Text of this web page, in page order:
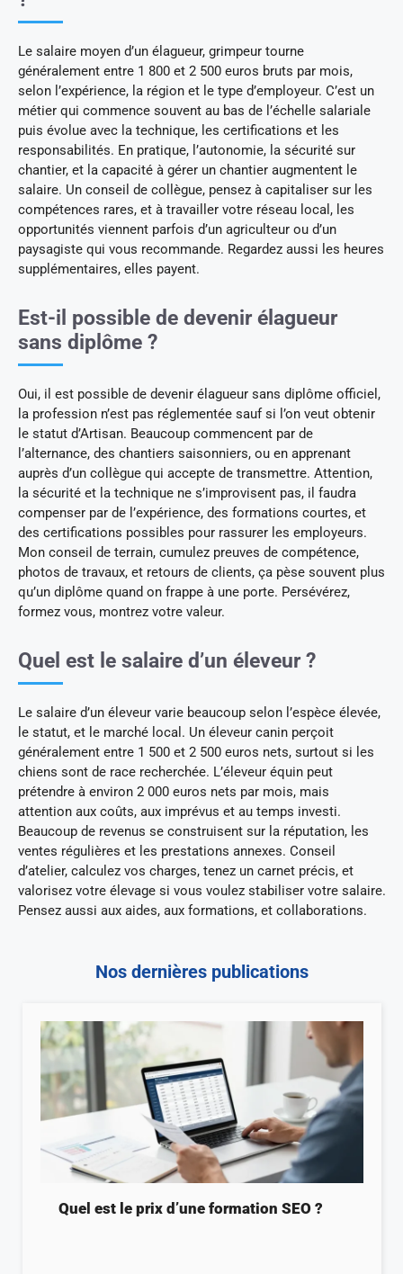
Le salaire moyen d’un élagueur, grimpeur tourne
généralement entre 1 800 et 2 500 euros bruts par mois,
selon l’expérience, la région et le type d’employeur. C’est un
métier qui commence souvent au bas de l’échelle salariale
puis évolue avec la technique, les certifications et les
responsabilités. En pratique, l’autonomie, la sécurité sur
chantier, et la capacité à gérer un chantier augmentent le
salaire. Un conseil de collègue, pensez à capitaliser sur les
compétences rares, et à travailler votre réseau local, les
opportunités viennent parfois d’un agriculteur ou d’un
paysagiste qui vous recommande. Regardez aussi les heures
supplémentaires, elles payent.
Est-il possible de devenir élagueur
sans diplôme ?
Oui, il est possible de devenir élagueur sans diplôme officiel,
la profession n’est pas réglementée sauf si l’on veut obtenir
le statut d’Artisan. Beaucoup commencent par de
l’alternance, des chantiers saisonniers, ou en apprenant
auprès d’un collègue qui accepte de transmettre. Attention,
la sécurité et la technique ne s’improvisent pas, il faudra
compenser par de l’expérience, des formations courtes, et
des certifications possibles pour rassurer les employeurs.
Mon conseil de terrain, cumulez preuves de compétence,
photos de travaux, et retours de clients, ça pèse souvent plus
qu’un diplôme quand on frappe à une porte. Persévérez,
formez vous, montrez votre valeur.
Quel est le salaire d’un éleveur ?
Le salaire d’un éleveur varie beaucoup selon l’espèce élevée,
le statut, et le marché local. Un éleveur canin perçoit
généralement entre 1 500 et 2 500 euros nets, surtout si les
chiens sont de race recherchée. L’éleveur équin peut
prétendre à environ 2 000 euros nets par mois, mais
attention aux coûts, aux imprévus et au temps investi.
Beaucoup de revenus se construisent sur la réputation, les
ventes régulières et les prestations annexes. Conseil
d’atelier, calculez vos charges, tenez un carnet précis, et
valorisez votre élevage si vous voulez stabiliser votre salaire.
Pensez aussi aux aides, aux formations, et collaborations.
Nos dernières publications
Quel est le prix d’une formation SEO ?